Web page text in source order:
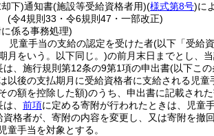
下)通知書(施設等受給資格者用)(様式第8号)に
(令4規則33・令6規則47・一部改正)
係る事務処理)
児童手当の支給の認定を受けた者(以下「受給
月をいう。以下同じ。)の前月末日までとし、
は、施行規則第12条の9第1項の申出書(以下こ
以後の支払期月に受給資格者に支給される児童
の額を控除した額)のうち、申出書に記載され
、 前項に定める寄附が行われたときは、児童
資格者が、寄附の内容を変更し、又は寄附を撤
童手当を対象とする。